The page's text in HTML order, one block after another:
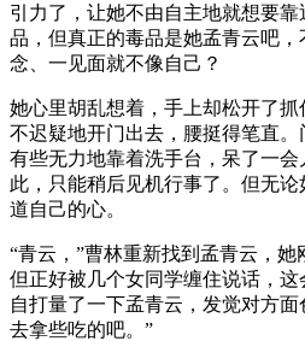
引力了，让她不由自主地就想要
品，但真正的毒品是她孟青云吧
念、一见面就不像自己？
她心里胡乱想着，手上却松开了
不迟疑地开门出去，腰挺得笔直
有些无力地靠着洗手台，呆了一
此，只能稍后见机行事了。但无
道自己的心。
“青云，”曹林重新找到孟青云，她
但正好被几个女同学缠住说话，
自打量了一下孟青云，发觉对方
去拿些吃的吧。”